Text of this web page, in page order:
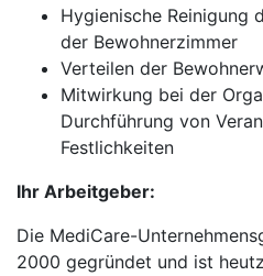
Hygienische Reinigung
der Bewohnerzimmer
Verteilen der
Mitwirkung bei der
Durchführung von
Festlichkeiten
Ihr Arbeitgeber:
Die MediCare-
2000 gegründet und ist